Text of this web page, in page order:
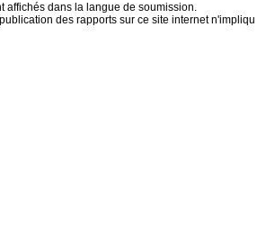
affichés dans la langue de soumission.
des rapports sur ce site internet n'impliqu